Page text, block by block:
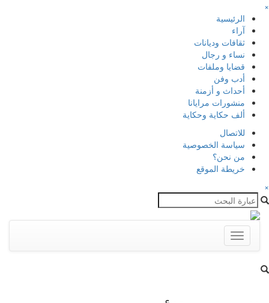
×
الرئيسية
آراء
ثقافات وديانات
نساء و رجال
قضايا وملفات
أدب وفن
أحداث و أزمنة
منشورات مرايانا
ألف حكاية وحكاية
للاتصال
سياسة الخصوصية
من نحن؟
خريطة الموقع
×
Toggle
navigation